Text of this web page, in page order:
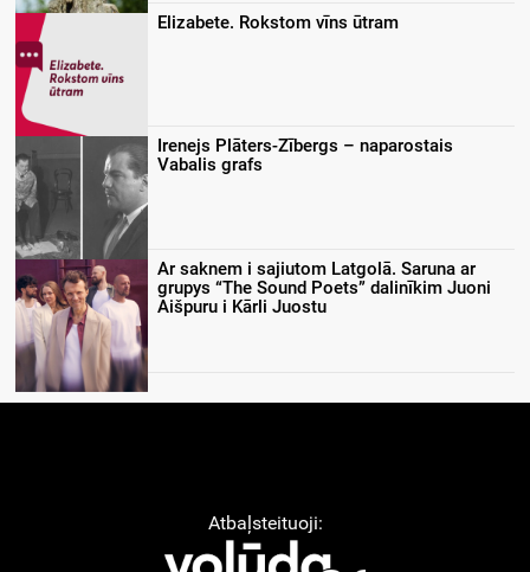
Elizabete. Rokstom vīns ūtram
Irenejs Plāters-Zībergs – naparostais
Vabalis grafs
Ar saknem i sajiutom Latgolā. Saruna ar
grupys “The Sound Poets” dalinīkim Juoni
Aišpuru i Kārli Juostu
Atbaļsteituoji: